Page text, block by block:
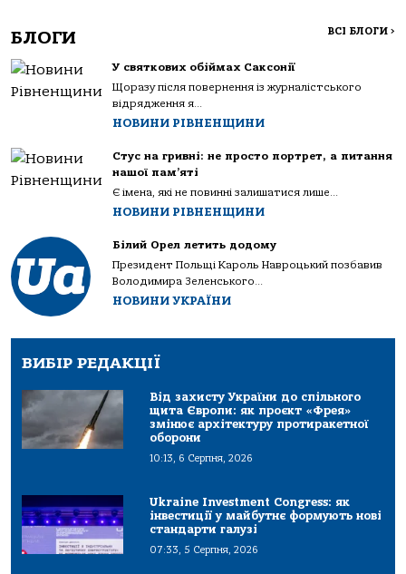
БЛОГИ ВСІ БЛОГИ >
У святкових обіймах Саксонії
Щоразу після повернення із журналістського
відрядження я...
НОВИНИ РІВНЕНЩИНИ
Стус на гривні: не просто портрет, а питання
нашої пам’яті
Є імена, які не повинні залишатися лише...
НОВИНИ РІВНЕНЩИНИ
Білий Орел летить додому
Президент Польщі Кароль Навроцький позбавив
Володимира Зеленського...
НОВИНИ УКРАЇНИ
ВИБІР РЕДАКЦІЇ
Від захисту України до спільного
щита Європи: як проєкт «Фрея»
змінює архітектуру протиракетної
оборони
10:13, 6 Серпня, 2026
Ukraine Investment Congress: як
інвестиції у майбутнє формують нові
стандарти галузі
07:33, 5 Серпня, 2026